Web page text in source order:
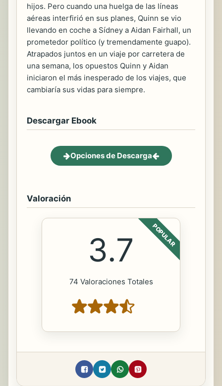
hijos. Pero cuando una huelga de las líneas
aéreas interfirió en sus planes, Quinn se vio
llevando en coche a Sídney a Aidan Fairhall, un
prometedor político (y tremendamente guapo).
Atrapados juntos en un viaje por carretera de
una semana, los opuestos Quinn y Aidan
iniciaron el más inesperado de los viajes, que
cambiaría sus vidas para siempre.
Descargar Ebook
Opciones de Descarga
Valoración
POPULAR
3.7
74 Valoraciones Totales